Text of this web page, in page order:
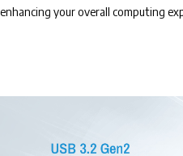
enhancing your overall computing